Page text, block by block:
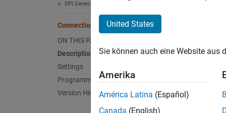
DPI Generation for Simulink Subsystem
Connection
ON THIS PAGE
Description
Settings
Programmatic Use
Version History
Select
Port
United States
Sie können auch eine Website aus
Amerika
América Latina (Español)
Canada (English)